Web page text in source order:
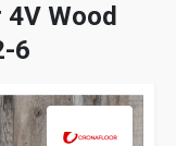
Wood
6